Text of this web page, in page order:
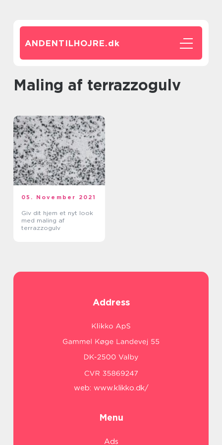
ANDENTILHOJRE.dk
Maling af terrazzogulv
05. November 2021
Giv dit hjem et nyt look
med maling af
terrazzogulv
Address
web: www.klikko.dk/
Menu
Ads